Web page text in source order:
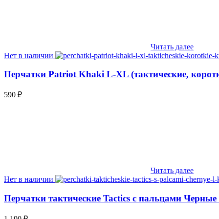
Читать далее
Нет в наличии
Перчатки Patriot Khaki L-XL (тактические,
590 ₽
Читать далее
Нет в наличии
Перчатки тактические Tactics с пальцами